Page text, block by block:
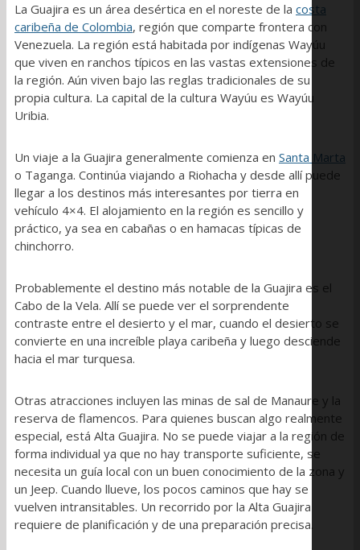
La Guajira es un área desértica en el noreste de la costa
caribeña de Colombia, región que comparte frontera con
Venezuela. La región está habitada por indígenas Wayúu
que viven en ranchos típicos en las vastas extensiones de
la región. Aún viven bajo las reglas tradicionales de su
propia cultura. La capital de la cultura Wayúu es Wayúu
Uribia.
Un viaje a la Guajira generalmente comienza en Santa Marta
o Taganga. Continúa viajando a Riohacha y desde allí puede
llegar a los destinos más interesantes por tierra en
vehículo 4×4. El alojamiento en la región es sencillo y
práctico, ya sea en cabañas o en hamacas típicas de
chinchorro.
Probablemente el destino más notable de la Guajira es el
Cabo de la Vela. Allí se puede ver el sorprendente
contraste entre el desierto y el mar, cuando el desierto se
convierte en una increíble playa caribeña y luego desciende
hacia el mar turquesa.
Otras atracciones incluyen las minas de sal de Manaure y la
reserva de flamencos. Para quienes buscan algo realmente
especial, está Alta Guajira. No se puede viajar a la región de
forma individual ya que no hay transporte suficiente, se
necesita un guía local con un buen conocimiento de la zona y
un Jeep. Cuando llueve, los pocos caminos que hay se
vuelven intransitables. Un recorrido por la Alta Guajira
requiere de planificación y de una preparación precisa.